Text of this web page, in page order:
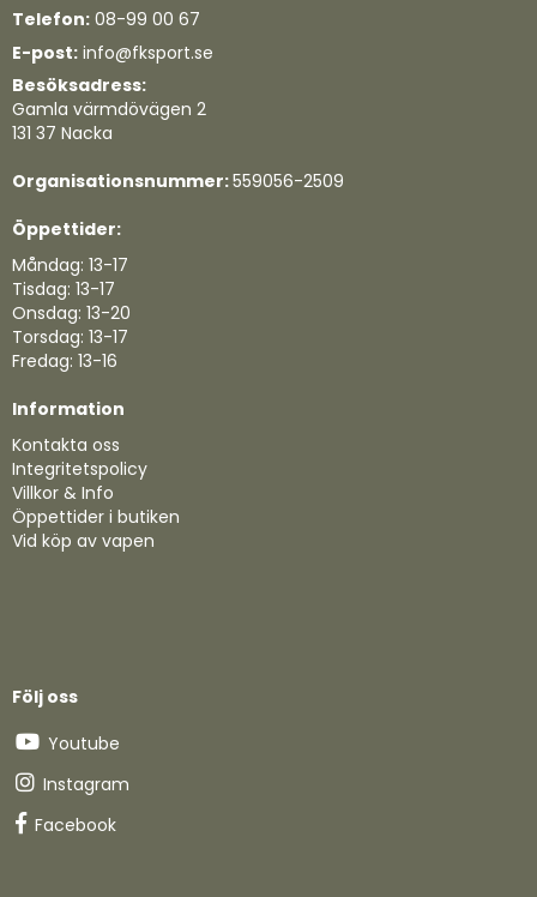
Telefon: 08-99 00 67
E-post: info@fksport.se
Besöksadress:
Gamla värmdövägen 2
131 37 Nacka
Organisationsnummer:559056-2509
Öppettider:
Måndag: 13-17
Tisdag: 13-17
Onsdag: 13-20
Torsdag: 13-17
Fredag: 13-16
Information
Kontakta oss
Integritetspolicy
Villkor & Info
Öppettider i butiken
Vid köp av vapen
Följ oss
Youtube
Instagram
Facebook